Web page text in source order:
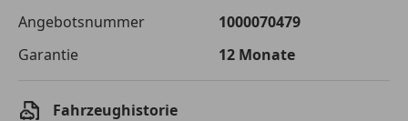
Angebotsnummer
1000070479
Garantie
12 Monate
Fahrzeughistorie